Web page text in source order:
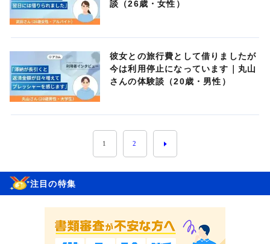
談（26歳・女性）
彼女との旅行費として借りましたが
今は利用停止になっています｜丸山
さんの体験談（20歳・男性）
1 2
注目の特集